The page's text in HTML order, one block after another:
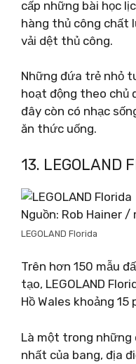
cấp những bài học
hàng thủ công chất
vải dệt thủ công.
Những đứa trẻ nhỏ
hoạt động theo chủ
đây còn có nhạc
ăn thức uống.
13. LEGOLAND
Nguồn: Rob Hainer /
LEGOLAND Florida
Trên hơn 150 mẫu
tạo, LEGOLAND
Hồ Wales khoảng
Là một trong những
nhất của bang, địa